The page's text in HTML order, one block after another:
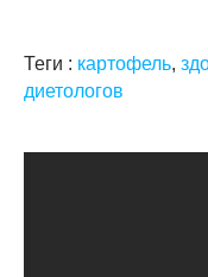
Теги : картофель,
диетологов